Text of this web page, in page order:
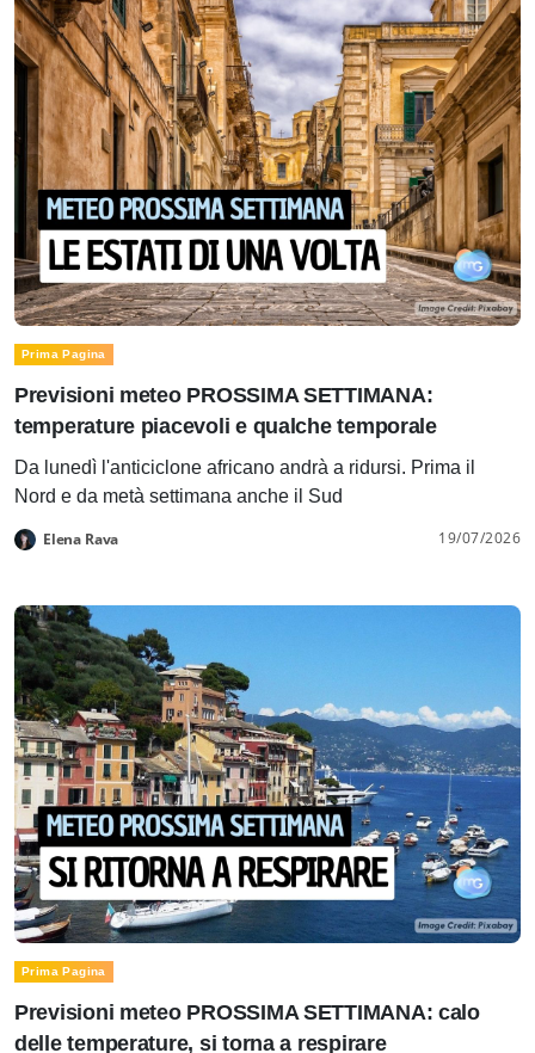
Prima Pagina
Previsioni meteo PROSSIMA SETTIMANA:
temperature piacevoli e qualche temporale
Da lunedì l'anticiclone africano andrà a ridursi. Prima il
Nord e da metà settimana anche il Sud
Elena Rava 19/07/2026
Prima Pagina
Previsioni meteo PROSSIMA SETTIMANA: calo
delle temperature, si torna a respirare